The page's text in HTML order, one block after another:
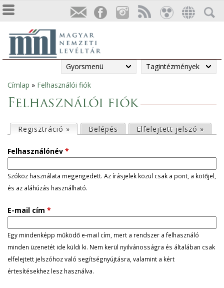
Gyorsmenü Tagintézmények
Jelenlegi
hely
Címlap » Felhasználói fiók
Felhasználói fiók
l
s
ő
d
l
e
g
Regisztráció » (aktív fül)
Belépés Elfelejtett jelszó »
Felhasználónév *
Szóköz használata megengedett. Az írásjelek közül csak a pont, a kötőjel,
és az aláhúzás használható.
E-mail cím *
Egy mindenképp működő e-mail cím, mert a rendszer a felhasználó
minden üzenetét ide küldi ki. Nem kerül nyilvánosságra és általában csak
elfelejtett jelszóhoz való segítségnyújtásra, valamint a kért
értesítésekhez lesz használva.